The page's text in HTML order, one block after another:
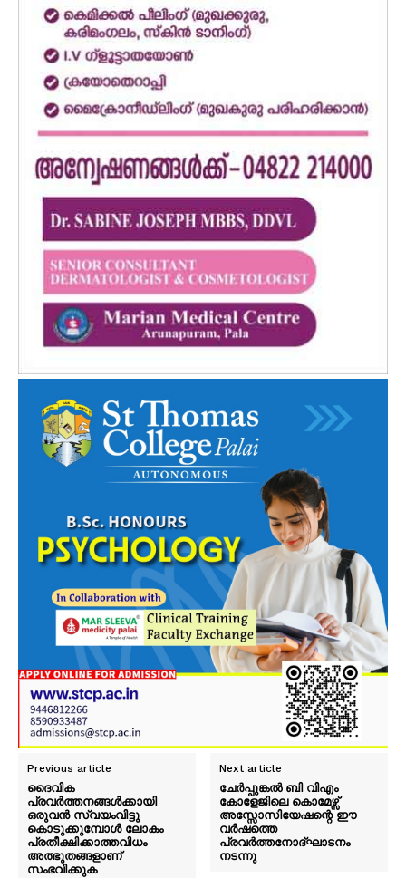
Previous article
ദൈവിക
പ്രവർത്തനങ്ങൾക്കായി
ഒരുവൻ സ്വയംവിട്ടു
കൊടുക്കുമ്പോൾ ലോകം
പ്രതീക്ഷിക്കാത്തവിധം
അത്ഭുതങ്ങളാണ്
സംഭവിക്കുക
Next article
ചേർപ്പുങ്കൽ ബി വിഎം
കോളേജിലെ കൊമേഴ്സ്
അസ്സോസിയേഷന്റെ ഈ
വർഷത്തെ
പ്രവർത്തനോദ്ഘാടനം
നടന്നു